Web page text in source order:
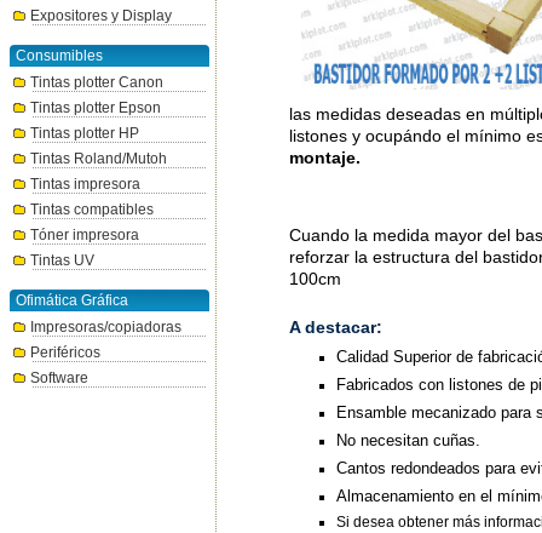
Expositores y Display
Consumibles
Tintas plotter Canon
Tintas plotter Epson
Tintas plotter HP
Tintas Roland/Mutoh
Tintas impresora
Tintas compatibles
Tóner impresora
Tintas UV
Ofimática Gráfica
Impresoras/copiadoras
Periféricos
Software
las medidas deseadas en
listones y ocupándo el mínimo
montaje.
Cuando la medida mayor del
reforzar la estructura del
100cm
A destacar:
Calidad Superior de
Fabricados con listones de
Ensamble mecanizado para
No necesitan cuñas.
Cantos redondeados para
Almacenamiento en el
Si desea obtener más